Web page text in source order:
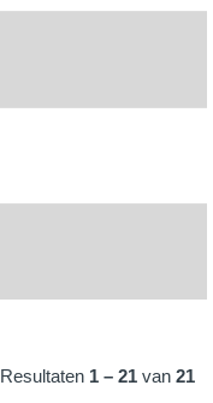
Resultaten 1 – 21 van 21